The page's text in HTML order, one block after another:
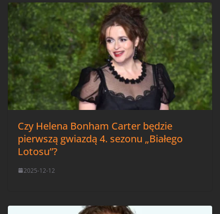
Czy Helena Bonham Carter będzie
pierwszą gwiazdą 4. sezonu „Białego
Lotosu”?
2025-12-12